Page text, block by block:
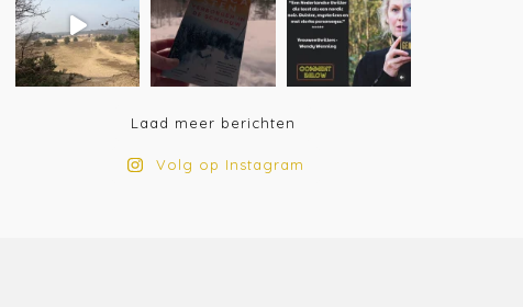
Laad meer berichten
Volg op Instagram